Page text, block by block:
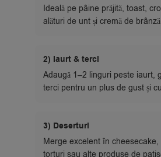
Ideală pe pâine prăjită, toast,
alături de unt și cremă de
2) Iaurt & terci
Adaugă 1–2 linguri peste iaurt,
terci pentru un plus de gust și
3) Deserturi
Merge excelent în cheesecake,
torturi sau alte produse de